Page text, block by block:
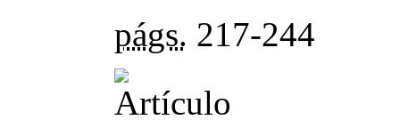
págs. 217-244